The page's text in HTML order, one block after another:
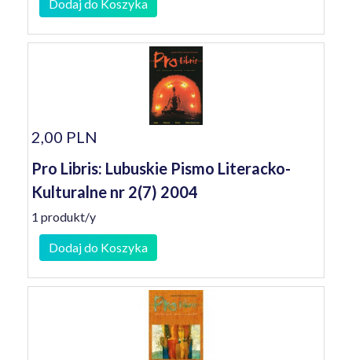
Dodaj do Koszyka
2,00 PLN
Pro Libris: Lubuskie Pismo Literacko-
Kulturalne nr 2(7) 2004
1 produkt/y
Dodaj do Koszyka